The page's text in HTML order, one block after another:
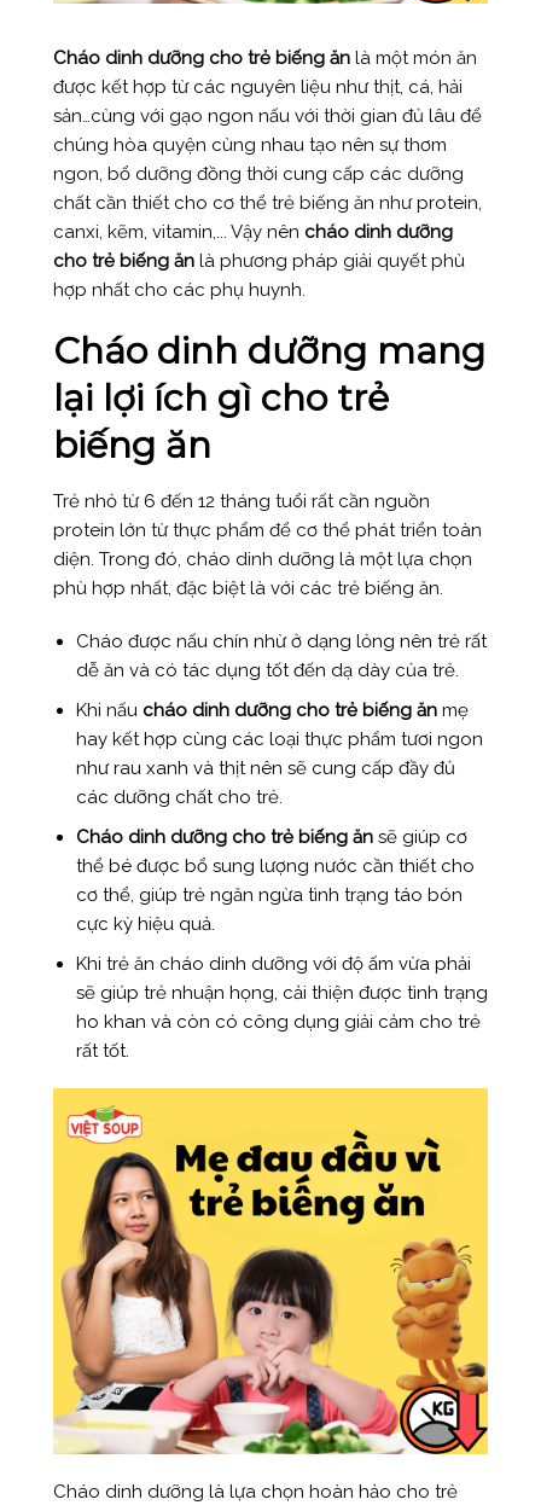
Cháo dinh dưỡng cho trẻ biếng ănlà một món ăn
được kết hợp từ các nguyên liệu như thịt, cá, hải
sản…cùng với gạo ngon nấu với thời gian đủ lâu để
chúng hòa quyện cùng nhau tạo nên sự thơm
ngon, bổ dưỡng đồng thời cung cấp các dưỡng
chất cần thiết cho cơ thể trẻ biếng ăn như protein,
canxi, kẽm, vitamin,... Vậy nên cháo dinh dưỡng
cho trẻ biếng ănlà phương pháp giải quyết phù
hợp nhất cho các phụ huynh.
Cháo dinh dưỡng mang
lại lợi ích gì cho trẻ
biếng ăn
Trẻ nhỏ từ 6 đến 12 tháng tuổi rất cần nguồn
protein lớn từ thực phẩm để cơ thể phát triển toàn
diện. Trong đó, cháo dinh dưỡng là một lựa chọn
phù hợp nhất, đặc biệt là với các trẻ biếng ăn.
Cháo được nấu chín nhừ ở dạng lỏng nên trẻ rất
dễ ăn và có tác dụng tốt đến dạ dày của trẻ.
Khi nấu cháo dinh dưỡng cho trẻ biếng ăn mẹ
hay kết hợp cùng các loại thực phẩm tươi ngon
như rau xanh và thịt nên sẽ cung cấp đầy đủ
các dưỡng chất cho trẻ.
Cháo dinh dưỡng cho trẻ biếng ăn sẽ giúp cơ
thể bé được bổ sung lượng nước cần thiết cho
cơ thể, giúp trẻ ngăn ngừa tình trạng táo bón
cực kỳ hiệu quả.
Khi trẻ ăn cháo dinh dưỡng với độ ấm vừa phải
sẽ giúp trẻ nhuận họng, cải thiện được tình trạng
ho khan và còn có công dụng giải cảm cho trẻ
rất tốt.
Cháo dinh dưỡng là lựa chọn hoàn hảo cho trẻ